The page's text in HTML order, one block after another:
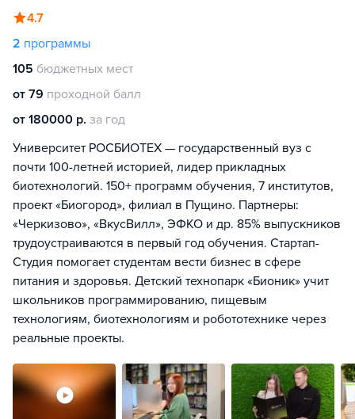
4.7
2 программы
105 бюджетных мест
от 79 проходной балл
от 180000 р. за год
Университет РОСБИОТЕХ — государственный вуз с
почти 100-летней историей, лидер прикладных
биотехнологий. 150+ программ обучения, 7 институтов,
проект «Биогород», филиал в Пущино. Партнеры:
«Черкизово», «ВкусВилл», ЭФКО и др. 85% выпускников
трудоустраиваются в первый год обучения. Стартап-
Студия помогает студентам вести бизнес в сфере
питания и здоровья. Детский технопарк «Бионик» учит
школьников программированию, пищевым
технологиям, биотехнологиям и робототехнике через
реальные проекты.